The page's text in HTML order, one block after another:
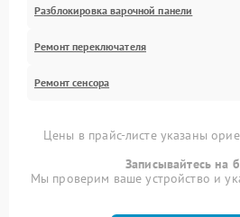
Разблокировка варочной панели
Ремонт переключателя
Ремонт сенсора
Цены в прайс-листе указаны
Записывайтесь на
Мы проверим ваше устройство и